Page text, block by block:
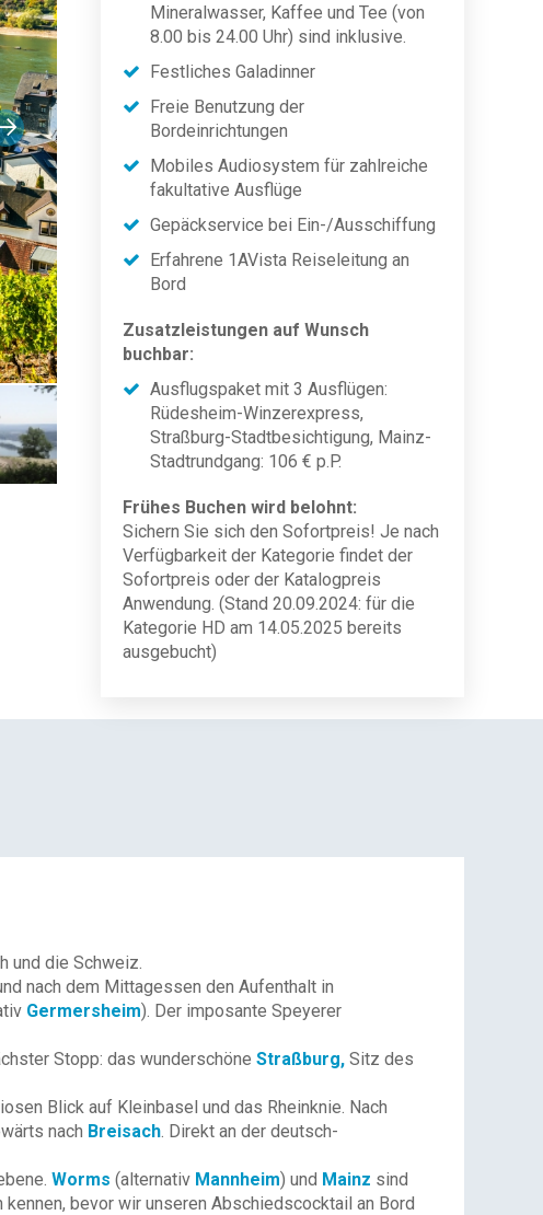
Mineralwasser, Kaffee und Tee (von
8.00 bis 24.00 Uhr) sind inklusive.
Festliches Galadinner
Freie Benutzung der
Bordeinrichtungen
Mobiles Audiosystem für zahlreiche
fakultative Ausflüge
Gepäckservice bei Ein-/Ausschiffung
Erfahrene 1AVista Reiseleitung an
Bord
Zusatzleistungen auf Wunsch
buchbar:
Ausflugspaket mit 3 Ausflügen:
Rüdesheim-Winzerexpress,
Straßburg-Stadtbesichtigung, Mainz-
Stadtrundgang: 106 € p.P.
Frühes Buchen wird belohnt:
Sichern Sie sich den Sofortpreis! Je nach
Verfügbarkeit der Kategorie findet der
Sofortpreis oder der Katalogpreis
Anwendung. (Stand 20.09.2024: für die
Kategorie HD am 14.05.2025 bereits
ausgebucht)
und die Schweiz.
nach dem Mittagessen den Aufenthalt in
Germersheim). Der imposante Speyerer
Stopp: das wunderschöne Straßburg, Sitz des
Blick auf Kleinbasel und das Rheinknie. Nach
nach Breisach. Direkt an der deutsch-
Worms (alternativ Mannheim) und Mainz sind
bevor wir unseren Abschiedscocktail an Bord